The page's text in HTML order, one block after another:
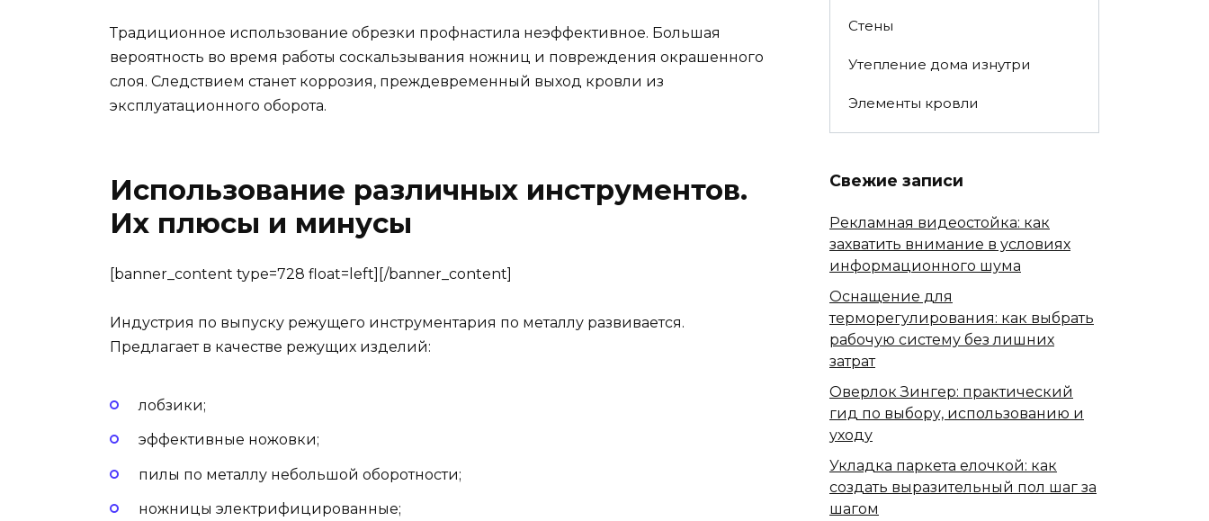
Традиционное использование обрезки профнастила неэффективное. Большая
вероятность во время работы соскальзывания ножниц и повреждения окрашенного
слоя. Следствием станет коррозия, преждевременный выход кровли из
эксплуатационного оборота.
Использование различных инструментов.
Их плюсы и минусы
[banner_content type=728 float=left][/banner_content]
Индустрия по выпуску режущего инструментария по металлу развивается.
Предлагает в качестве режущих изделий:
лобзики;
эффективные ножовки;
пилы по металлу небольшой оборотности;
ножницы электрифицированные;
Стены
Утепление дома изнутри
Элементы кровли
Свежие записи
Рекламная видеостойка: как
захватить внимание в условиях
информационного шума
Оснащение для
терморегулирования: как выбрать
рабочую систему без лишних
затрат
Оверлок Зингер: практический
гид по выбору, использованию и
уходу
Укладка паркета елочкой: как
создать выразительный пол шаг за
шагом